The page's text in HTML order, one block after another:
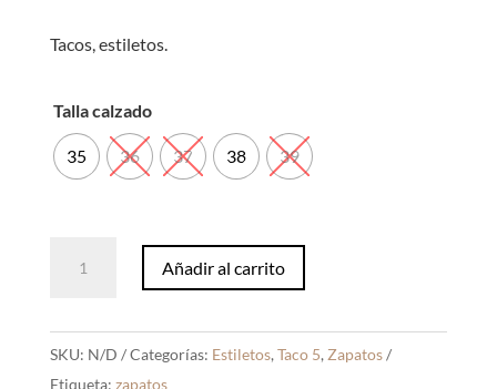
Tacos, estiletos.
Talla calzado
35 36 37 38 39
Lauren
Añadir al carrito
SKU: N/D Categorías: Estiletos, Taco 5, Zapatos
Etiqueta: zapatos